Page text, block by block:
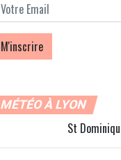
MÉTÉO À LYON
St